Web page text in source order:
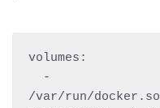
volumes: